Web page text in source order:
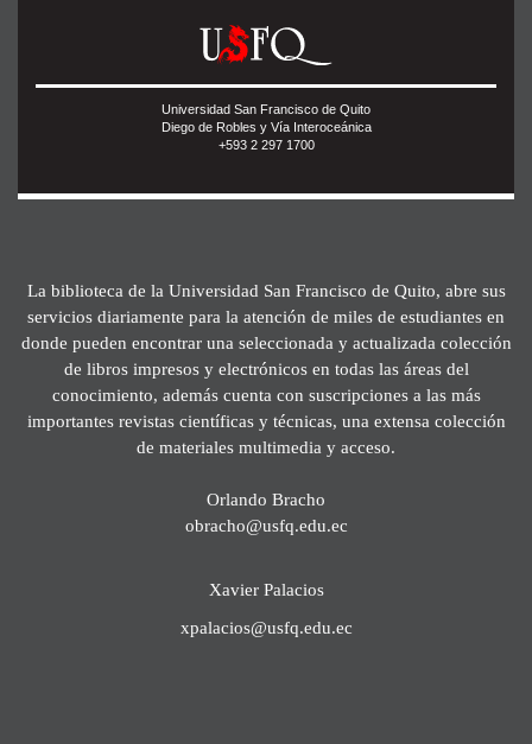
Universidad San Francisco de Quito
Diego de Robles y Vía Interoceánica
+593 2 297 1700
La biblioteca de la Universidad San Francisco de Quito, abre sus
servicios diariamente para la atención de miles de estudiantes en
donde pueden encontrar una seleccionada y actualizada colección
de libros impresos y electrónicos en todas las áreas del
conocimiento, además cuenta con suscripciones a las más
importantes revistas científicas y técnicas, una extensa colección
de materiales multimedia y acceso.
Orlando Bracho
obracho@usfq.edu.ec
Xavier Palacios
xpalacios@usfq.edu.ec